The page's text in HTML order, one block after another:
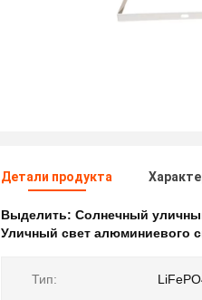
Детали продукта
Выделить: Солнечный
Уличный свет алюминиевого
Тип: